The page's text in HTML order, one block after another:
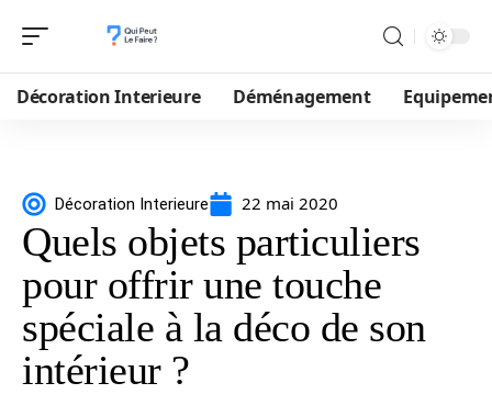
Décoration Interieure Déménagement
Décoration Interieure 22 mai 2020
Quels objets particuliers
pour offrir une touche
spéciale à la déco de son
intérieur ?